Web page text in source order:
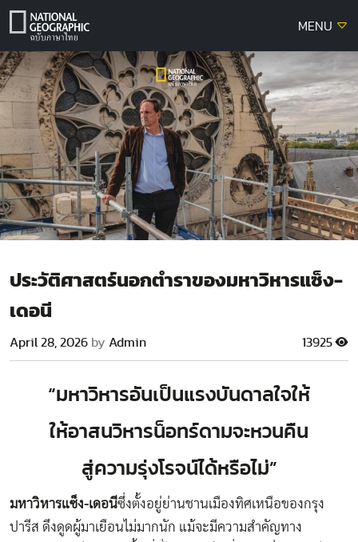
Skip
MENU
ประวัติศาสตร์นอกตำราของมหาวิหารแซ็ง-
เดอนี
April 28, 2026 by Admin 13925
“มหาวิหารอันเป็นแรงบันดาลใจให้
ให้อาสนวิหารน็อทร์ดามจะหวนคืน
สู่ความรุ่งโรจน์ได้หรือไม่”
มหาวิหารแซ็ง-เดอนีซึ่งตั้งอยู่ย่านชานเมืองทิศเหนือของกรุง
ปารีส ดึงดูดผู้มาเยือนไม่มากนัก แม้จะมีความสำคัญทาง